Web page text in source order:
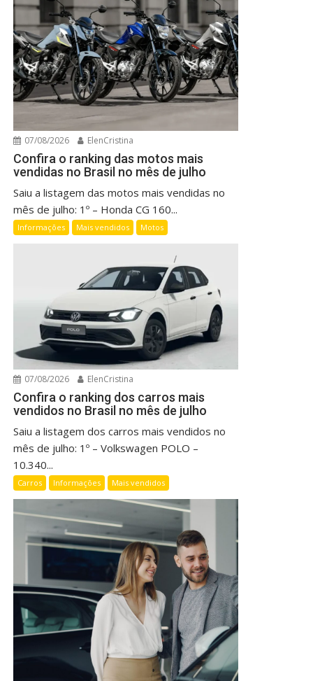
07/08/2026 ElenCristina
Confira o ranking das motos mais
vendidas no Brasil no mês de julho
Saiu a listagem das motos mais vendidas no
mês de julho: 1º – Honda CG 160...
Informações Mais vendidos Motos
07/08/2026 ElenCristina
Confira o ranking dos carros mais
vendidos no Brasil no mês de julho
Saiu a listagem dos carros mais vendidos no
mês de julho: 1º – Volkswagen POLO –
10.340...
Carros Informações Mais vendidos